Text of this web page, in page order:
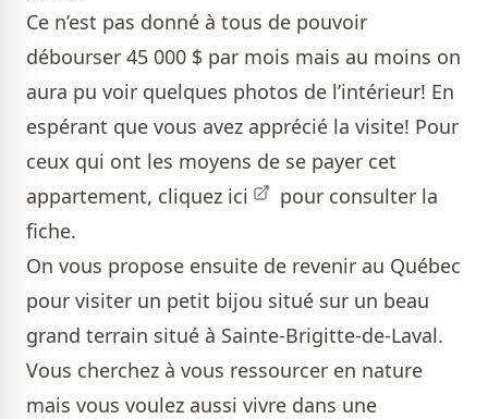
Ce n’est pas donné à tous de pouvoir
débourser 45 000 $ par mois mais au moins on
aura pu voir quelques photos de l’intérieur! En
espérant que vous avez apprécié la visite! Pour
ceux qui ont les moyens de se payer cet
appartement, cliquez ici
pour consulter la
fiche.
On vous propose ensuite de revenir au Québec
pour visiter un petit bijou situé sur un beau
grand terrain situé à Sainte-Brigitte-de-Laval.
Vous cherchez à vous ressourcer en nature
mais vous voulez aussi vivre dans une